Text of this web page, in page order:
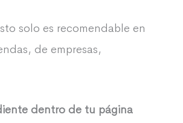
solo es recomendable en
de empresas,
dentro de tu página